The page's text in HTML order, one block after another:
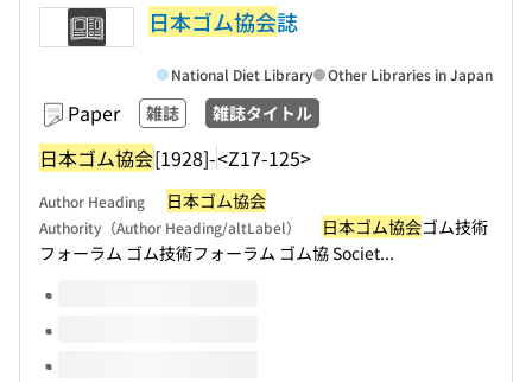
日本ゴム協会誌
Paper 雑誌 雑誌タイトル
日本ゴム協会[1928]-<Z17-125>
National Diet Library Other Libraries in Japan
Author Heading 日本ゴム協会
Authority（Author Heading/altLabel） 日本ゴム協会ゴム技術
フォーラム ゴム技術フォーラム ゴム協 Societ...
Volumes of this title